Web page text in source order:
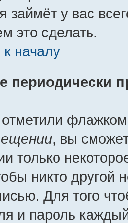
займёт у вас
это сделать.
началу
периодически
, вы
только
никто другой
Для того
и пароль